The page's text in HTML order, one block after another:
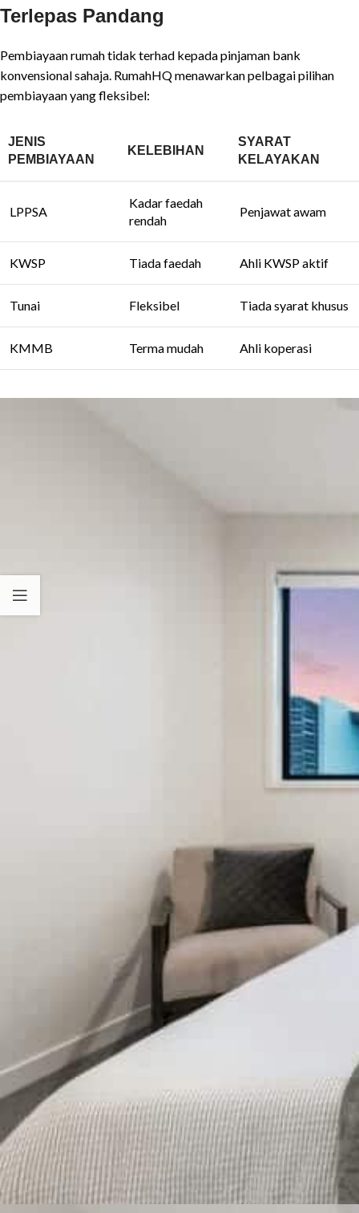
Terlepas Pandang
Pembiayaan rumah tidak terhad kepada pinjaman bank
konvensional sahaja. RumahHQ menawarkan pelbagai pilihan
pembiayaan yang fleksibel:
JENIS
PEMBIAYAAN
KELEBIHAN
SYARAT
KELAYAKAN
LPPSA
Kadar faedah
rendah
Penjawat awam
KWSP Tiada faedah Ahli KWSP aktif
Tunai Fleksibel Tiada syarat khusus
KMMB Terma mudah Ahli koperasi